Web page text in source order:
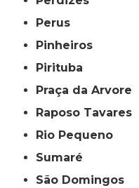
Perus
Pinheiros
Pirituba
Praça da Arvore
Raposo Tavares
Rio Pequeno
Sumaré
São Domingos